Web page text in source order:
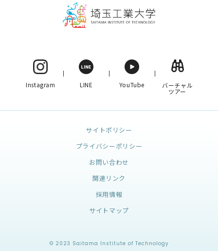
Instagram LINE YouTube バーチャル
ツアー
サイトポリシー
プライバシーポリシー
お問い合わせ
関連リンク
採用情報
サイトマップ
© 2023 Saitama Institute of Technology